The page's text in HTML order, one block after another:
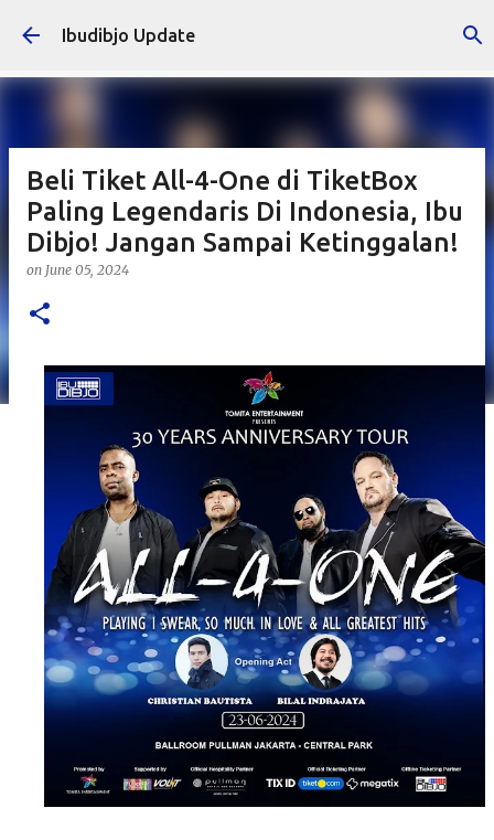
Skip to main content
Ibudibjo Update
Beli Tiket All-4-One di TiketBox
Paling Legendaris Di Indonesia, Ibu
Dibjo! Jangan Sampai Ketinggalan!
on June 05, 2024